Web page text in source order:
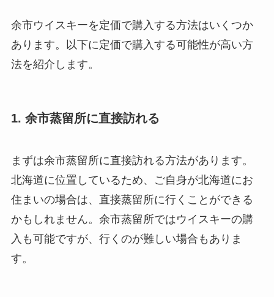
余市ウイスキーを定価で購入する方法はいくつか
あります。以下に定価で購入する可能性が高い方
法を紹介します。
1. 余市蒸留所に直接訪れる
まずは余市蒸留所に直接訪れる方法があります。
北海道に位置しているため、ご自身が北海道にお
住まいの場合は、直接蒸留所に行くことができる
かもしれません。余市蒸留所ではウイスキーの購
入も可能ですが、行くのが難しい場合もありま
す。